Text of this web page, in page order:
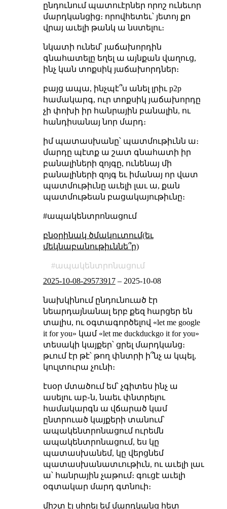
ընդունում պատուէրներ որոշ ունեւոր
մարդկանցից։ որովհետեւ՝ յետոյ քո
վրայ աւելի թանկ ա նստելու։
նկատի ունեմ՝ յաճախորդին
գնահատելը եղել ա այնքան վաղուց,
ինչ կան տոքսիկ յաճախորդներ։
բայց ապա, ինչպէ՞ս անել լրիւ p2p
համակարգ, ուր տոքսիկ յաճախորդը
չի փոխի իր հանրային բանալին, ու
հանդիսանայ նոր մարդ։
իմ պատասխանը՝ պատմութիւնն ա։
մարդը պէտք ա շատ գնահատի իր
բանալիների զոյգը, ունենայ մի
բանալիների զոյգ եւ իմանայ որ վատ
պատմութիւնը աւելի լաւ ա, քան
պատմութեան բացակայութիւնը։
#ապակենտրոնացում
բնօրինակ ծմակուտում(եւ
մեկնաբանութիւննե՞ր)
ապակենտրոնացում
2025-10-08-29573917– 2025-10-08
նախկինում ընդունուած էր
նեարդայնանալ երբ քեզ հարցեր են
տալիս, ու օգտագործելով «let me google
it for you» կամ «let me duckduckgo it for you»
տեսակի կայքեր՝ ցրել մարդկանց։
թւում էր թէ՝ թող փնտրի ի՞նչ ա կպել,
կուլտուրա չունի։
էսօր մտածում եմ՝ չգիտես ինչ ա
ասելու աբ֊ն, նաեւ փնտրելու
համակարգն ա վճարած կամ
ընտրուած կայքերի տանում՝
ապակենտրոնացում ուրեմն
ապակենտրոնացում, ես կը
պատասխանեմ, կը վերցնեմ
պատասխանատւութիւն, ու աւելի լաւ
ա՝ հանրային չաթում։ գուցէ աւելի
օգտակար մարդ գտնուի։
միշտ էլ սիրել եմ մարդկանց հետ